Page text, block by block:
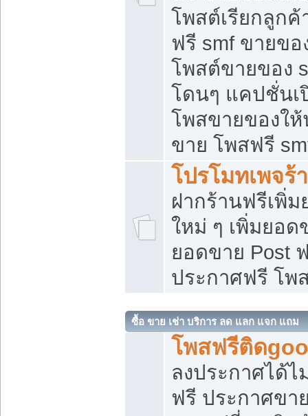
โพสต์เรียกลูกค้
ฟรี smf ขายขอ
โพสต์ขายของ
โดนๆ แคปชั่นเ
โพสขายของใ
ขาย โพสฟรี
โปรโมทเพจร้
ฝากร้านฟรีเพิ่
ใหม่ ๆ เพิ่มยอด
ยอดขาย Post
ประกาศฟรี โพ
ซื้อ ขาย เช่า บริการ ลด แลก แจก แถม
โพสฟรีติด
ลงประกาศได้
ฟรี ประกาศข